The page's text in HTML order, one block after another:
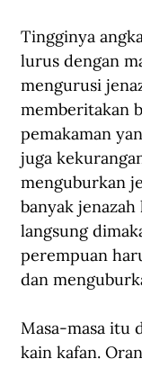
Tingginya
lurus dengan
mengurusi
memberitakan
pemakaman
juga
menguburkan
banyak
langsung
perempuan
dan
Masa-masa itu
kain kafan.